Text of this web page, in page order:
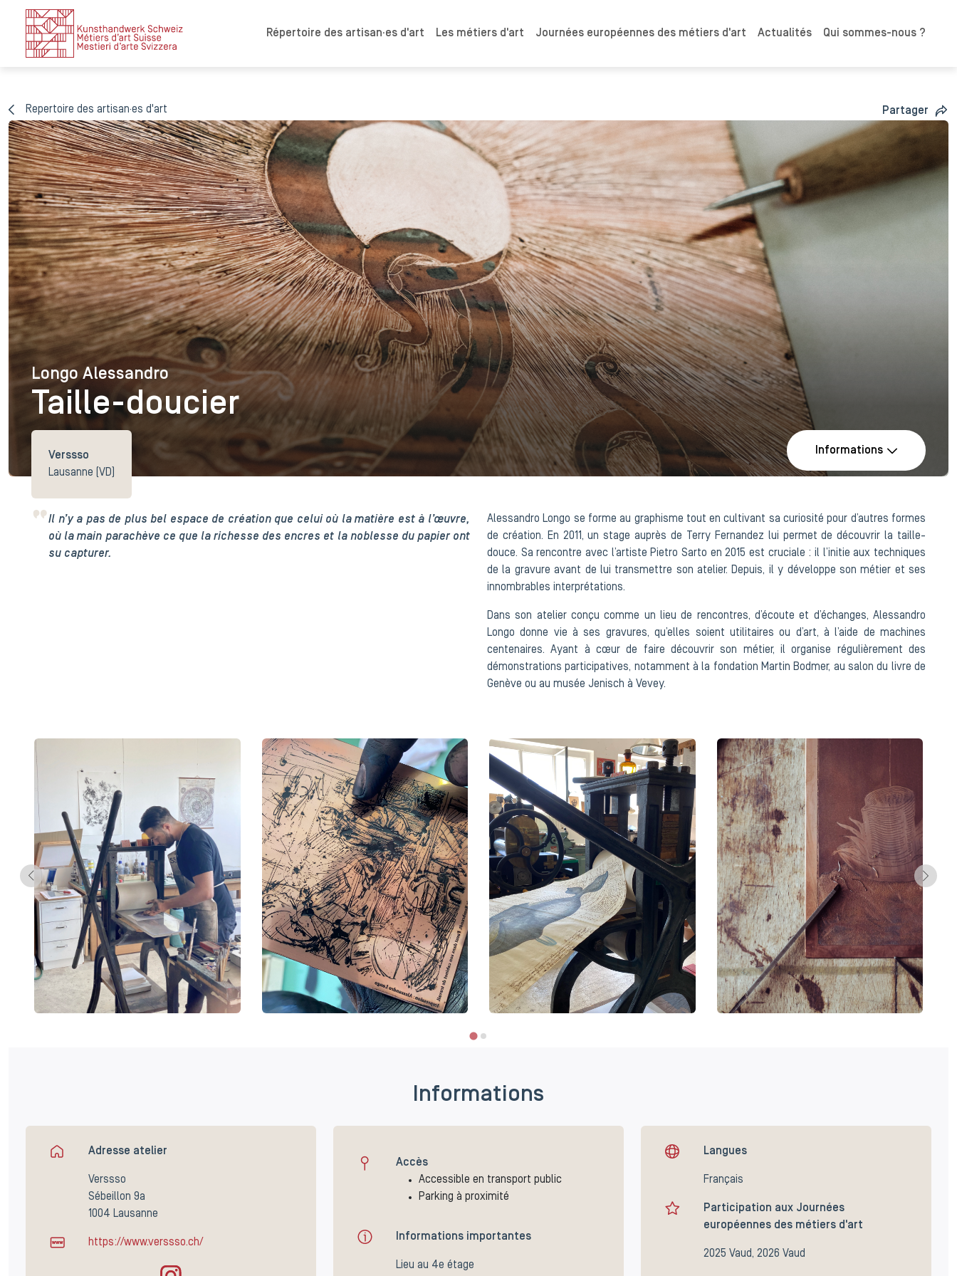
Répertoire des artisan·es d'art Les métiers d'art Journées européennes des métiers d'art Actualités Qui sommes-nous ?
Repertoire des artisan·es d'art Partager
Longo Alessandro
Longo Alessandro
Taille-doucier
Verssso
Lausanne (VD)
Informations
Il n’y a pas de plus bel espace de création que celui où la matière est à l’œuvre,
où la main parachève ce que la richesse des encres et la noblesse du papier ont
su capturer.
Alessandro Longo se forme au graphisme tout en cultivant sa curiosité pour d’autres formes
de création. En 2011, un stage auprès de Terry Fernandez lui permet de découvrir la taille-
douce. Sa rencontre avec l’artiste Pietro Sarto en 2015 est cruciale : il l’initie aux techniques
de la gravure avant de lui transmettre son atelier. Depuis, il y développe son métier et ses
innombrables interprétations.
Dans son atelier conçu comme un lieu de rencontres, d’écoute et d’échanges, Alessandro
Longo donne vie à ses gravures, qu’elles soient utilitaires ou d’art, à l’aide de machines
centenaires. Ayant à cœur de faire découvrir son métier, il organise régulièrement des
démonstrations participatives, notamment à la fondation Martin Bodmer, au salon du livre de
Genève ou au musée Jenisch à Vevey.
Informations
Adresse atelier
Verssso
Sébeillon 9a
1004 Lausanne
https://www.verssso.ch/
Accès
Accessible en transport public
Parking à proximité
Informations importantes
Lieu au 4e étage
Langues
Français
Participation aux Journées
européennes des métiers d'art
2025 Vaud, 2026 Vaud